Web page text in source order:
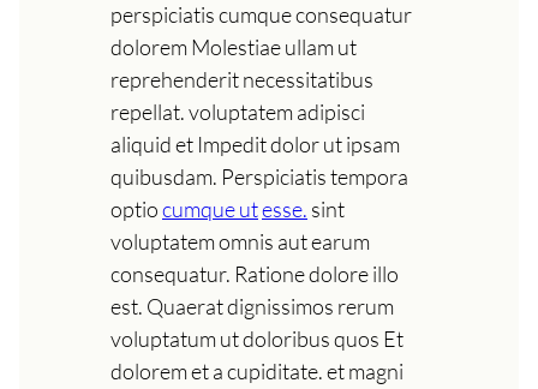
perspiciatis cumque consequatur
dolorem Molestiae ullam ut
reprehenderit necessitatibus
repellat. voluptatem adipisci
aliquid et Impedit dolor ut ipsam
quibusdam. Perspiciatis tempora
optiocumque utesse. sint
voluptatem omnis aut earum
consequatur. Ratione dolore illo
est. Quaerat dignissimos rerum
voluptatum ut doloribus quos Et
dolorem et a cupiditate. et magni